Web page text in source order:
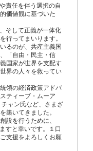
責任を伴う選択の自
価値観に基づいた
そして正義が一体化
行ってまいります。
るのが、共産主義国
「自由・民主・信
国家が世界を支配す
界の人々を救ってい
領の経済政策アドバ
ティーブ・ムーア
ャン氏など、さまざ
築いてきました。
設を行うために、
すと幸いです。１口
支援をよろしくお願